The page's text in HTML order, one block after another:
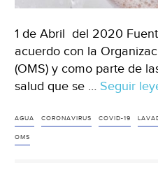
1 de Abril del 2020
acuerdo con la
(OMS) y como parte de
salud que se … Seguir
AGUA CORONAVIRUS COVID-19
OMS